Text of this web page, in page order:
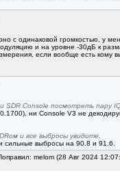
с одинаковой громкостью, у
и на уровне -30дБ к
если вообще есть кому
SDR Console посмотреть пару
ни Console V3 не
и все выбросы увидите.
сильные выбросы на 90.8 и 91.6.
melom (28 Авг 2024